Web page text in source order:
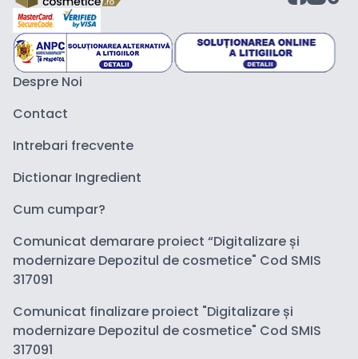
Despre Noi
Contact
Intrebari frecvente
Dictionar Ingredient
Cum cumpar?
Comunicat demarare proiect “Digitalizare și
modernizare Depozitul de cosmetice" Cod SMIS
317091
Comunicat finalizare proiect "Digitalizare și
modernizare Depozitul de cosmetice" Cod SMIS
317091